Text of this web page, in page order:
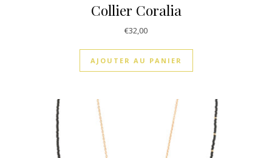
Collier Coralia
€32,00
AJOUTER AU PANIER